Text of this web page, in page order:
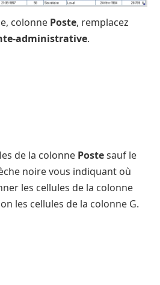
colonne Poste, remplacez
administrative.
de la colonne Postesauf le
noire vous indiquant où
les cellules de la colonne
les cellules de la colonne G.